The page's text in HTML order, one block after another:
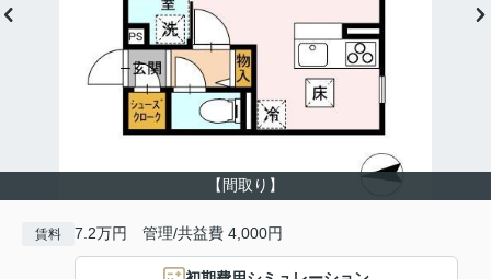
【間取り】
賃料 7.2万円 管理/共益費 4,000円